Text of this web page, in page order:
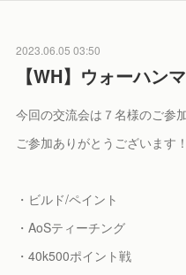
2023.06.05 03:50
【WH】ウォーハン
今回の交流会は７名様のご参
ご参加ありがとうございます！
・ビルド/ペイント
・AoSティーチング
・40k500ポイント戦